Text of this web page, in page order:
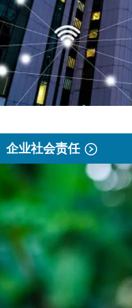
企业社会责任